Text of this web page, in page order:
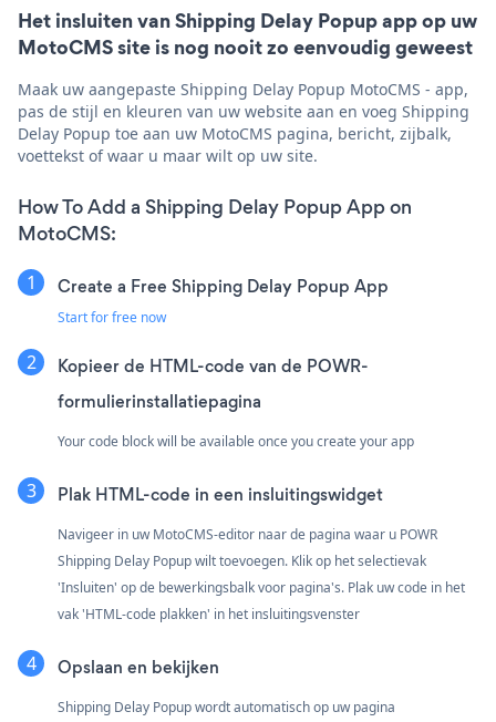
Het insluiten van Shipping Delay Popup app op uw
MotoCMS site is nog nooit zo eenvoudig geweest
Maak uw aangepaste Shipping Delay Popup MotoCMS - app,
pas de stijl en kleuren van uw website aan en voeg Shipping
Delay Popup toe aan uw MotoCMS pagina, bericht, zijbalk,
voettekst of waar u maar wilt op uw site.
How To Add a Shipping Delay Popup App on
MotoCMS:
Create a Free Shipping Delay Popup App
Start for free now
Kopieer de HTML-code van de POWR-
formulierinstallatiepagina
Your code block will be available once you create your app
Plak HTML-code in een insluitingswidget
Navigeer in uw MotoCMS-editor naar de pagina waar u POWR
Shipping Delay Popup wilt toevoegen. Klik op het selectievak
'Insluiten' op de bewerkingsbalk voor pagina's. Plak uw code in het
vak 'HTML-code plakken' in het insluitingsvenster
Opslaan en bekijken
Shipping Delay Popup wordt automatisch op uw pagina